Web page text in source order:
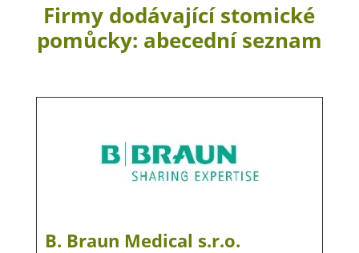
Firmy dodávající stomické
pomůcky: abecední seznam
B. Braun Medical s.r.o.